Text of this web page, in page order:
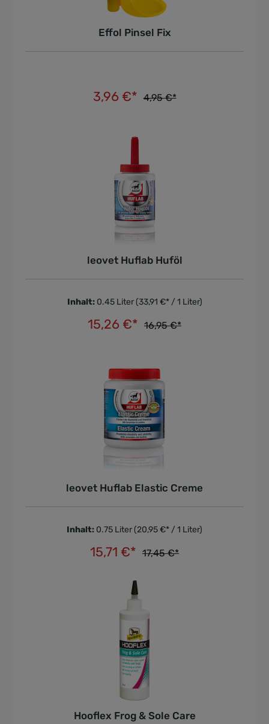
Effol Pinsel Fix
3,96 €* 4,95 €*
In den Warenkorb
leovet Huflab Huföl
Inhalt: 0.45 Liter (33,91 €* / 1 Liter)
15,26 €* 16,95 €*
In den Warenkorb
leovet Huflab Elastic Creme
Inhalt: 0.75 Liter (20,95 €* / 1 Liter)
15,71 €* 17,45 €*
In den Warenkorb
Hooflex Frog & Sole Care